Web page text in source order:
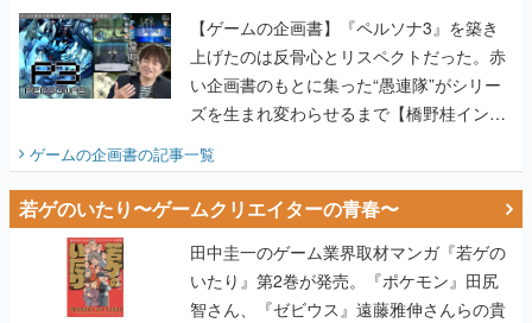
【ゲームの企画書】『ペルソナ3』を築き
上げたのは反骨心とリスペクトだった。赤
い企画書のもとに集った“愚連隊”がシリー
ズを生まれ変わらせるまで【橋野桂インタ
ビュー】
ゲームの企画書の記事一覧
若ゲのいたり〜ゲームクリエイターの青春〜
田中圭一のゲーム業界取材マンガ『若ゲの
いたり』第2巻が発売。『ポケモン』田尻
智さん、『ゼビウス』遠藤雅伸さんらの貴